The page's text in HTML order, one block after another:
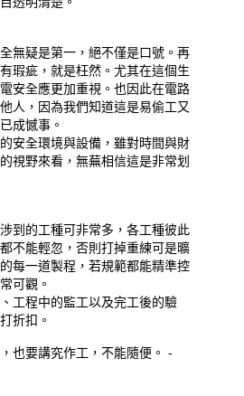
無疑是第一，絕不僅是口號。再
瑕疵，就是枉然。尤其在這個生
安全應更加重視。也因此在電路
人，因為我們知道這是易偷工又
成憾事。
安全環境與設備，雖對時間與財
視野來看，無蕪相信這是非常划
到的工種可非常多，各工種彼此
不能輕忽，否則打掉重練可是曠
每一道製程，若規範都能精準控
可觀。
工程中的監工以及完工後的驗
折扣。
也要講究作工，不能隨便。 -